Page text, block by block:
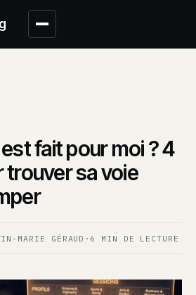
fait pour moi ? 4
trouver sa voie
MARIE GÉRAUD · 6 MIN DE LECTURE